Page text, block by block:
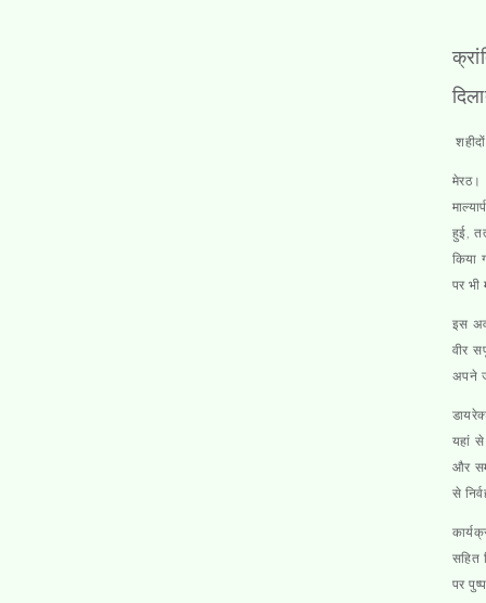
हुई,
किया
पर भी
इस
वीर
अपने
यहां
और
से
सहित
पर